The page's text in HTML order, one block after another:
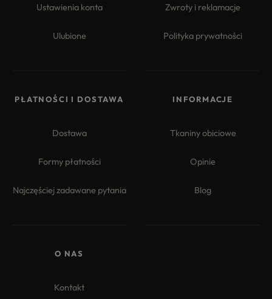
Ustawienia konta
Ulubione
Zwroty i reklamacje
Polityka prywatności
PŁATNOŚCI I DOSTAWA
Dostawa
Formy płatności
Najczęściej zadawane pytania
INFORMACJE
Tkaniny obiciowe
Opinie
Blog
O NAS
Kontakt